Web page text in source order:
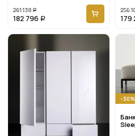
261 138 Р
182 796 Р
256
179
-30%